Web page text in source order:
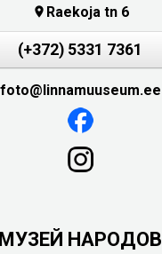
 Raekoja tn 6
(+372) 5331 7361
foto@linnamuuseum.ee
MУЗЕЙ НАРОДОВ